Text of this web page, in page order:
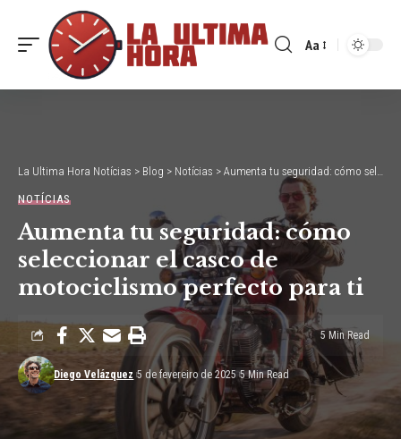
Font
Aa
La Ultima Hora Notícias > Blog > Notícias > Aumenta tu seguridad: cómo seleccionar el casco de motociclismo perfecto para ti
NOTÍCIAS
Aumenta tu seguridad: cómo
seleccionar el casco de
motociclismo perfecto para ti
Diego Velázquez 5 de fevereiro de 2025 5 Min Read
5 Min Read